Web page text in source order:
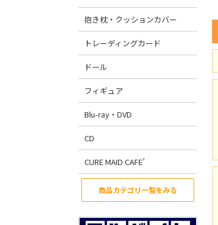
抱き枕・クッションカバー
トレーディングカード
ドール
フィギュア
Blu-ray・DVD
CD
CURE MAID CAFE’
商品カテゴリ一覧をみる